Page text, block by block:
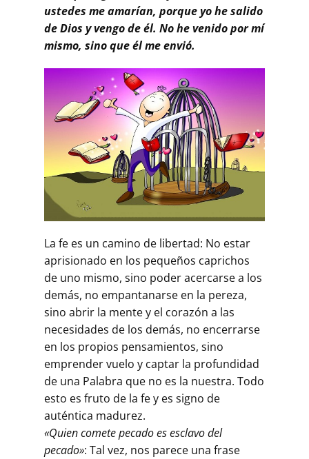
ustedes me amarían, porque yo he salido
de Dios y vengo de él. No he venido por mí
mismo, sino que él me envió.
La fe es un camino de libertad: No estar
aprisionado en los pequeños caprichos
de uno mismo, sino poder acercarse a los
demás, no empantanarse en la pereza,
sino abrir la mente y el corazón a las
necesidades de los demás, no encerrarse
en los propios pensamientos, sino
emprender vuelo y captar la profundidad
de una Palabra que no es la nuestra. Todo
esto es fruto de la fe y es signo de
auténtica madurez.
«Quien comete pecado es esclavo del
pecado»: Tal vez, nos parece una frase